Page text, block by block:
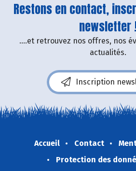
Restons en contact,
newsletter
....et retrouvez nos offres, nos
actualités.
Inscription
Accueil Contact
Protection des